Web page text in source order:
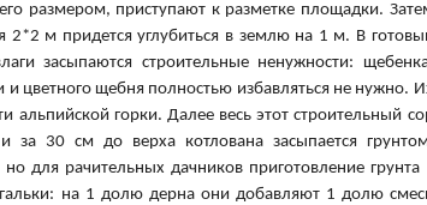
размером, приступают к разметке площадки.
м придется углубиться в землю на 1 м. В
засыпаются строительные ненужности:
и цветного щебня полностью избавляться не нужно.
альпийской горки. Далее весь этот строительный
за 30 см до верха котлована засыпается
для рачительных дачников приготовление грунта
на 1 долю дерна они добавляют 1 долю